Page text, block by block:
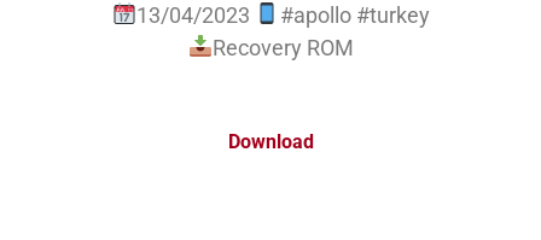
13/04/2023
#apollo #turkey
Recovery ROM
Download